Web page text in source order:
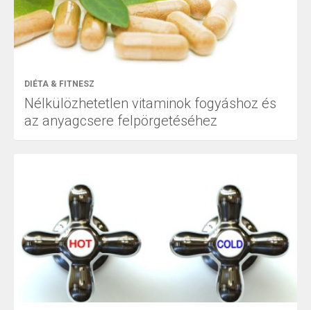
DIÉTA & FITNESZ
Nélkülözhetetlen vitaminok fogyáshoz és
az anyagcsere felpörgetéséhez